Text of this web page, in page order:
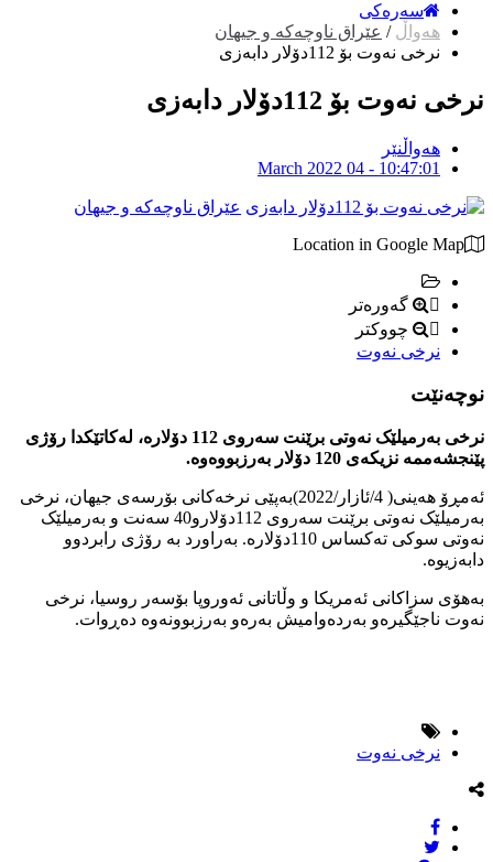
سەرەکی
هەواڵ / عێراق ناوچەکە و جیهان
نرخی نەوت بۆ 112دۆلار دابەزی
نرخی نەوت بۆ 112دۆلار دابەزی
هەواڵنێر
March 2022 04 - 10:47:01
عێراق ناوچەکە و جیهان
Location in Google Map
گەورەتر
چووکتر
نرخی نەوت
نوچەنێت
نرخی بەرمیلێک نەوتی برێنت سەروی 112 دۆلارە، لەکاتێکدا رۆژی
پێنجشەممە نزیکەی 120 دۆلار بەرزبووەوە.
ئەمڕۆ هەینی( 4/ئازار/2022)بەپێی نرخەکانی بۆرسەی جیهان، نرخی
بەرمیلێک نەوتی برێنت سەروی 112دۆلارو40 سەنت و بەرمیلێک
نەوتی سوکی تەکساس 110دۆلارە. بەراورد بە رۆژی رابردوو
دابەزیوە.
بەهۆی سزاکانی ئەمریکا و وڵاتانی ئەوروپا بۆسەر روسیا، نرخی
نەوت ناجێگیرەو بەردەوامیش بەرەو بەرزبوونەوە دەڕوات.
نرخی نەوت